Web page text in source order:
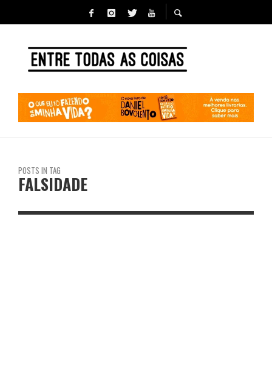
POSTS IN TAG
FALSIDADE